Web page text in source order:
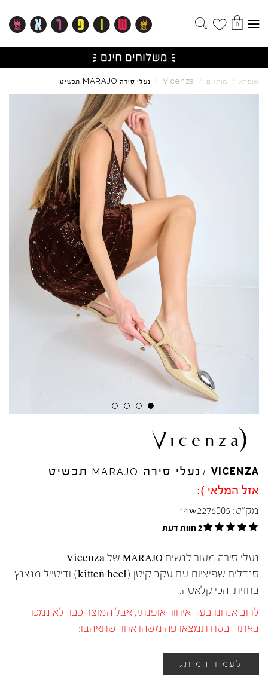
0
שופרא / מותגים /
Vicenza
/ נעלי סירה MARAJO תכשיט
VICENZA
/ נעלי סירה MARAJO תכשיט
אזל המלאי ):
מק"ט: 14w2276005
2 חוות דעת
נעלי סירה מעור לנשים MARAJO של Vicenza.
סנדלים שפיציות עם עקב קיטן (kitten heel) ודיטייל מנצנץ
בחזית. הכי קלאסה.
לרוב אנחנו בעד איחור אופנתי, אבל המוצר כבר לא נמכר
באתר. בטח תמצאו פה משהו אחר שתאהבו:
לעמוד המותג